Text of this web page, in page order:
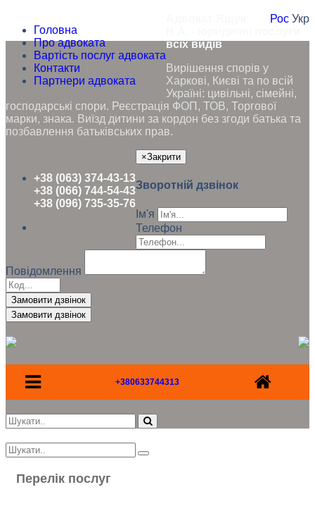
Головна
Про адвоката
Вартість послуг адвоката
Контакти
Партнери адвоката
Рос Укр
всіх видів
Вирішення спорів у
Харкові, Києві та по всій
Україні: цивільні, сімейні,
господарські спори. Реєстрація ФОП, ТОВ, Торгової
марки, знака. Виїзд дитини за кордон без згоди батька та
позбавлення батьківських прав.
+38 (063) 374-43-13
+38 (066) 744-54-43
+38 (096) 735-35-76
×Закрити
Зворотній дзвінок
Ім'я
Телефон
Повідомлення
Замовити дзвінок
+380633744313
Перелік послуг